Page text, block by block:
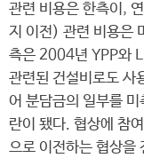
관련 비용은 한측이,
지 이전) 관련 비용은
측은 2004년 YPP와
관련된 건설비로도 사
어 분담금의 일부를
란이 됐다. 협상에 참
으로 이전하는 협상을